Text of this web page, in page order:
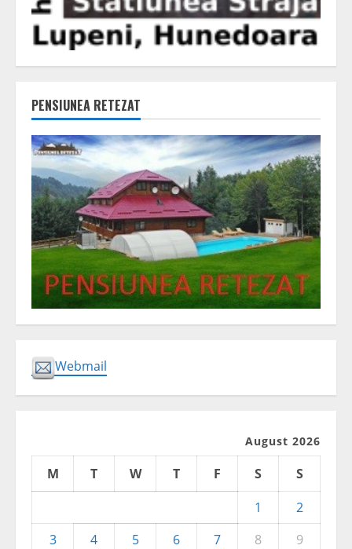
PENSIUNEA RETEZAT
Webmail
August 2026
M T W T F S
S
1
2
3
4 5 6 7 8
9